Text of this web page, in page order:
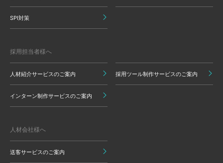
SPI対策
採用担当者様へ
人材紹介サービスのご案内 採用ツール制作サービスのご案内
インターン制作サービスのご案内
人材会社様へ
送客サービスのご案内